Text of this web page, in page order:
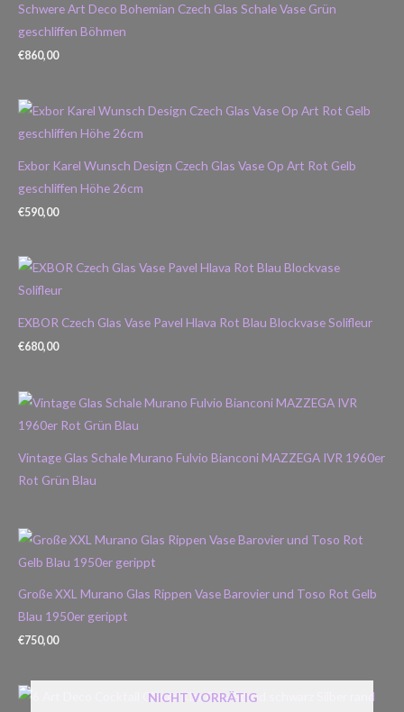
Schwere Art Deco Bohemian Czech Glas Schale Vase Grün
geschliffen Böhmen
€860,00
Exbor Karel Wunsch Design Czech Glas Vase Op Art Rot Gelb
geschliffen Höhe 26cm
€590,00
EXBOR Czech Glas Vase Pavel Hlava Rot Blau Blockvase Solifleur
€680,00
Vintage Glas Schale Murano Fulvio Bianconi MAZZEGA IVR 1960er
Rot Grün Blau
Große XXL Murano Glas Rippen Vase Barovier und Toso Rot Gelb
Blau 1950er gerippt
€750,00
NICHT VORRÄTIG